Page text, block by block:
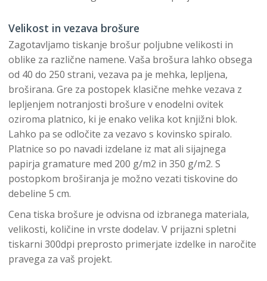
Velikost in vezava brošure
Zagotavljamo tiskanje brošur poljubne velikosti in
oblike za različne namene. Vaša brošura lahko obsega
od 40 do 250 strani, vezava pa je mehka, lepljena,
broširana. Gre za postopek klasične mehke vezava z
lepljenjem notranjosti brošure v enodelni ovitek
oziroma platnico, ki je enako velika kot knjižni blok.
Lahko pa se odločite za vezavo s kovinsko spiralo.
Platnice so po navadi izdelane iz mat ali sijajnega
papirja gramature med 200 g/m2 in 350 g/m2. S
postopkom broširanja je možno vezati tiskovine do
debeline 5 cm.
Cena tiska brošure je odvisna od izbranega materiala,
velikosti, količine in vrste dodelav. V prijazni spletni
tiskarni 300dpi preprosto primerjate izdelke in naročite
pravega za vaš projekt.